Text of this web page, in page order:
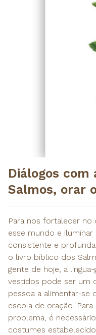
Diálogos com
Salmos, orar
Para nos fortalecer
esse mundo e
consistente e
o livro bíblico dos
gente de hoje, a
vestidos pode ser um
pessoa a alimentar-se
escola de oração.
problema, é
costumes